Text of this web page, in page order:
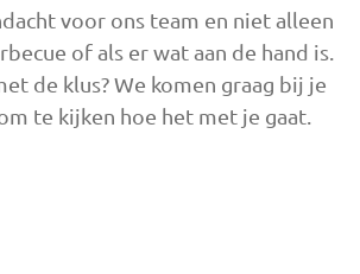
voor ons team en niet alleen
of als er wat aan de hand is.
de klus? We komen graag bij je
te kijken hoe het met je gaat.